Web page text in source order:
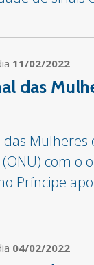
11/02/2022
das
Mulheres
(ONU) com
Príncipe
04/02/2022